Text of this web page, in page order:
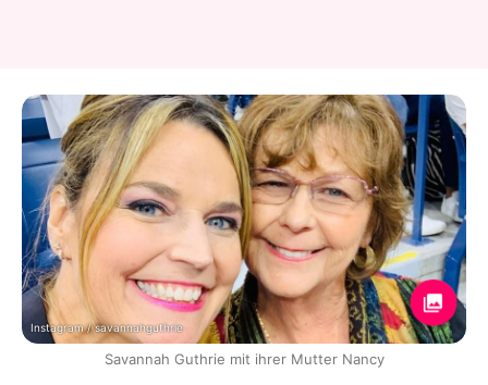
Instagram / savannahguthrie
Savannah Guthrie mit ihrer Mutter Nancy